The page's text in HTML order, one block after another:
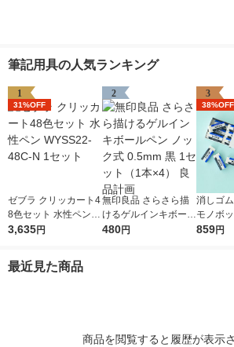
筆記用具の人気ランキング
1
31%OFF
ゼブラ クリッカート4
8色セット 水性ペン W
YSS22-48C-N 1セッ
3,635円
2
無印良品 さらさら描
けるゲルインキボール
ペン ノック式 0.5mm
480円
3
38%OFF
消しゴ
モノボ
OX付
859円
最近見た商品
商品を閲覧すると履歴が表示